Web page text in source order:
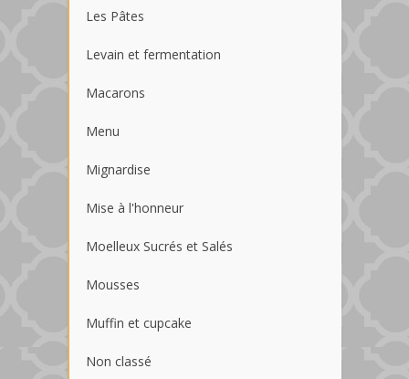
Les Pâtes
Levain et fermentation
Macarons
Menu
Mignardise
Mise à l'honneur
Moelleux Sucrés et Salés
Mousses
Muffin et cupcake
Non classé